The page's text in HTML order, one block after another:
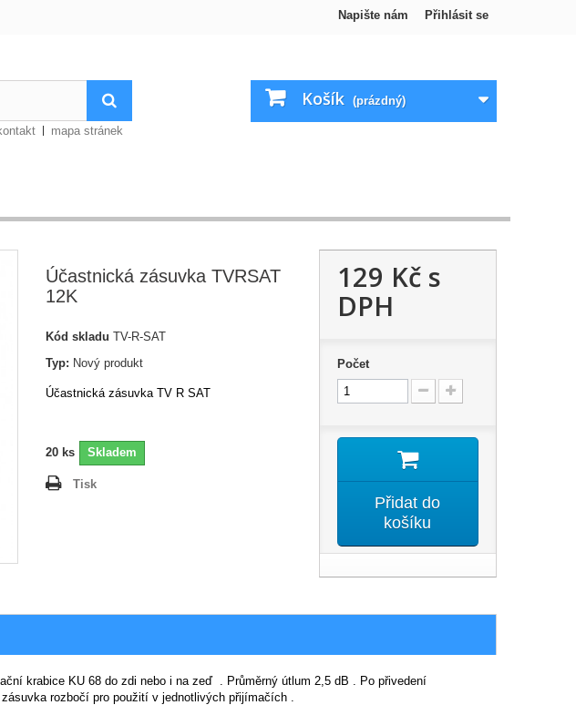
Přihlásit se
Napište nám
Košík (prázdný)
mapa stránek
Účastnická zásuvka TVRSAT
12K
Kód skladu TV-R-SAT
Typ: Nový produkt
Účastnická zásuvka TV R SAT
20 ks Skladem
Tisk
129 Kčs
DPH
Počet
Přidat do
košíku
krabice KU 68 do zdi nebo i na zeď . Průměrný útlum 2,5 dB . Po přivedení
rozbočí pro použití v jednotlivých přijímačích .